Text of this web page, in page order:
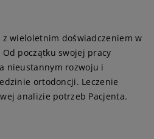
z wieloletnim doświadczeniem w
początku swojej pracy
nieustannym rozwoju i
ortodoncji. Leczenie
analizie potrzeb Pacjenta.